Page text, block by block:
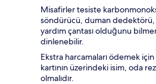
Misafirler tesiste
söndürücü, duman
yardım çantası olduğunu
dinlenebilir.
Ekstra harcamaları ödemek
kartının üzerindeki isim, oda
olmalıdır.